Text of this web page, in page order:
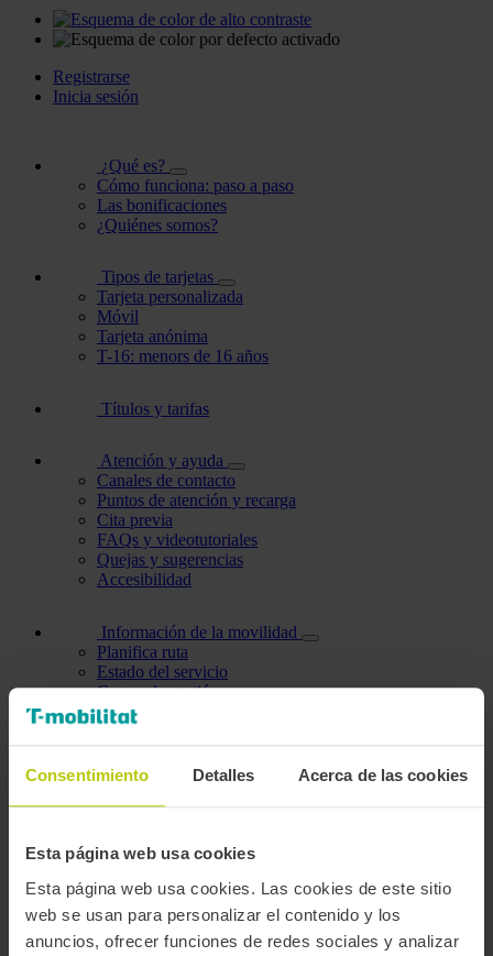
Consentimiento Detalles Acerca de las cookies
Esta página web usa cookies
Esta página web usa cookies. Las cookies de este sitio
web se usan para personalizar el contenido y los
anuncios, ofrecer funciones de redes sociales y analizar
Registrarse
Inicia sesión
¿Qué es?
Cómo funciona: paso a paso
Las bonificaciones
¿Quiénes somos?
Tipos de tarjetas
Tarjeta personalizada
Móvil
Tarjeta anónima
T-16: menors de 16 años
Títulos y tarifas
Atención y ayuda
Canales de contacto
Puntos de atención y recarga
Cita previa
FAQs y videotutoriales
Quejas y sugerencias
Accesibilidad
Información de la movilidad
Planifica ruta
Estado del servicio
Centro de gestión
Datos abiertos
Mis datos
Datos personales
Gestionar tarjetas
Personas a cargo
Titulares de mi cuenta
Trámites efectuados